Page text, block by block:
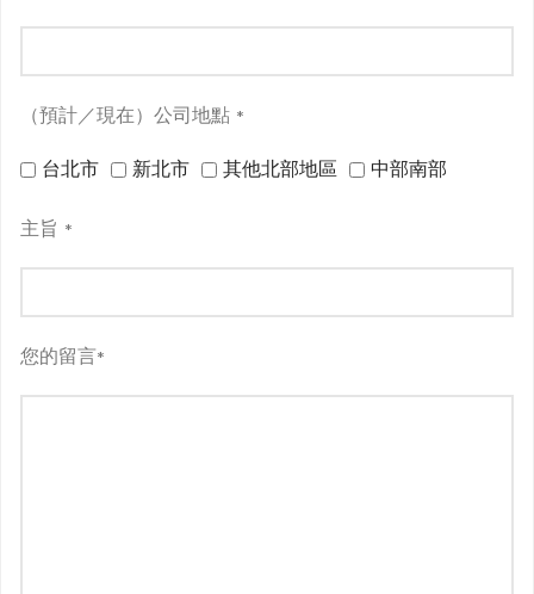
（預計／現在）公司地點 *
台北市 新北市 其他北部地區 中部南部
主旨 *
您的留言*